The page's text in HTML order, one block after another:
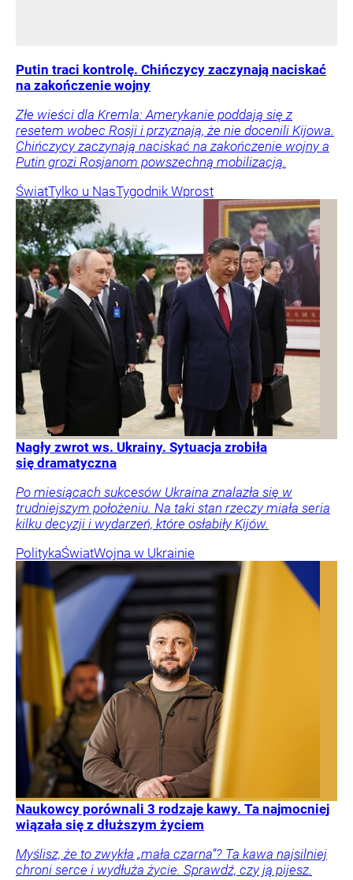
Putin traci kontrolę. Chińczycy zaczynają naciskać
na zakończenie wojny
Złe wieści dla Kremla: Amerykanie poddają się z
resetem wobec Rosji i przyznają, że nie docenili Kijowa.
Chińczycy zaczynają naciskać na zakończenie wojny a
Putin grozi Rosjanom powszechną mobilizacją.
ŚwiatTylko u NasTygodnik Wprost
Nagły zwrot ws. Ukrainy. Sytuacja zrobiła
się dramatyczna
Po miesiącach sukcesów Ukraina znalazła się w
trudniejszym położeniu. Na taki stan rzeczy miała seria
kilku decyzji i wydarzeń, które osłabiły Kijów.
PolitykaŚwiatWojna w Ukrainie
Naukowcy porównali 3 rodzaje kawy. Ta najmocniej
wiązała się z dłuższym życiem
Myślisz, że to zwykła „mała czarna”? Ta kawa najsilniej
chroni serce i wydłuża życie. Sprawdź, czy ją pijesz.